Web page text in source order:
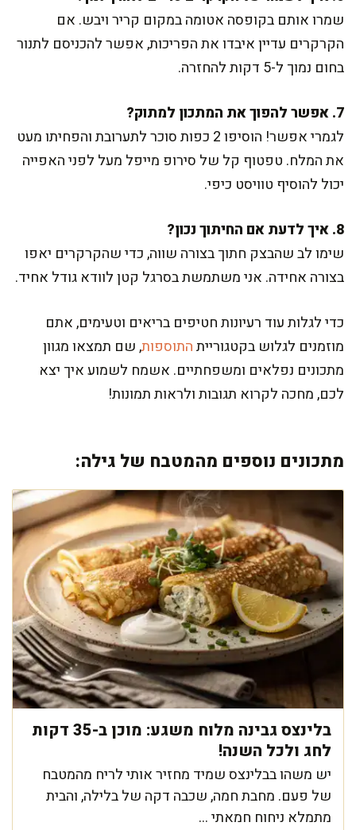
שמרו אותם בקופסה אטומה במקום קריר ויבש. אם
הקרקרים עדיין איבדו את הפריכות, אפשר להכניסם לתנור
בחום נמוך ל-5 דקות להחזרה.
7. אפשר להפוך את המתכון למתוק?
לגמרי אפשר! הוסיפו 2 כפות סוכר לתערובת והפחיתו מעט
את המלח. טפטוף קל של סירופ מייפל מעל לפני האפייה
יכול להוסיף טוויסט כיפי.
8. איך לדעת אם החיתוך נכון?
שימו לב שהבצק חתוך בצורה שווה, כדי שהקרקרים יאפו
בצורה אחידה. אני משתמשת בסרגל קטן לוודא גודל אחיד.
כדי לגלות עוד רעיונות חטיפים בריאים וטעימים, אתם
מוזמנים לגלוש בקטגורייתהתוספות, שם תמצאו מגוון
מתכונים נפלאים ומשפחתיים. אשמח לשמוע איך יצא
לכם, מחכה לקרוא תגובות ולראות תמונות!
מתכונים נוספים מהמטבח של גילה:
בלינצס גבינה מלוח משגע: מוכן ב-35 דקות
לחג ולכל השנה!
יש משהו בבלינצס שמיד מחזיר אותי לריח מהמטבח
של פעם. מחבת חמה, שכבה דקה של בלילה, והבית
מתמלא ניחוח חמאתי ...